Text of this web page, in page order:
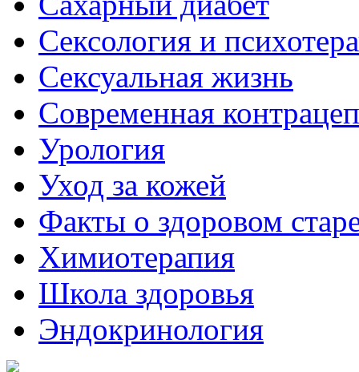
Сексология и
Сексуальная жизнь
Современная
Урология
Уход за кожей
Факты о здоровом
Химиoтерапия
Школа здоровья
Эндокринология